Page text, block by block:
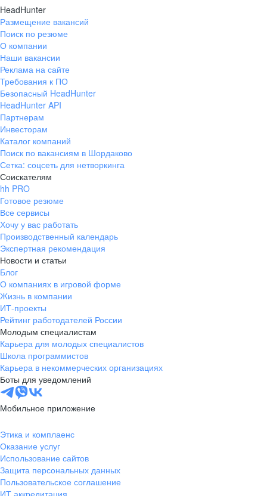
HeadHunter
Размещение вакансий
Поиск по резюме
О компании
Наши вакансии
Реклама на сайте
Требования к ПО
Безопасный HeadHunter
HeadHunter API
Партнерам
Инвесторам
Каталог компаний
Поиск по вакансиям в Шордаково
Сетка: соцсеть для нетворкинга
Соискателям
hh PRO
Готовое резюме
Все сервисы
Хочу у вас работать
Производственный календарь
Экспертная рекомендация
Новости и статьи
Блог
О компаниях в игровой форме
Жизнь в компании
ИТ-проекты
Рейтинг работодателей России
Молодым специалистам
Карьера для молодых специалистов
Школа программистов
Карьера в некоммерческих организациях
Боты для уведомлений
Мобильное приложение
Этика и комплаенс
Оказание услуг
Использование сайтов
Защита персональных данных
Пользовательское соглашение